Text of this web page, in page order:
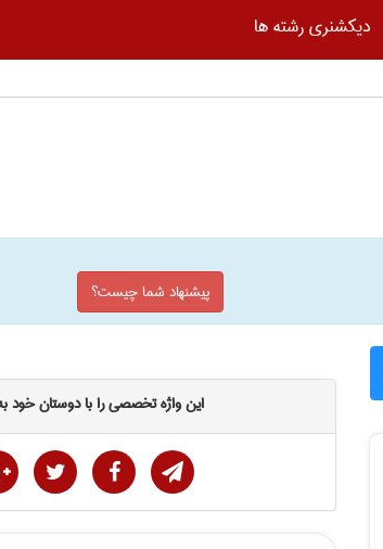
دیکشنری رشته ها
پیشنهاد شما چیست؟
این واژه تخصصی را با دوستان خود